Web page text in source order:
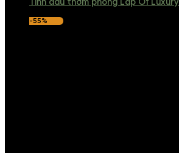
Tinh dầu thơm phòng Lap Of Luxury
-55%